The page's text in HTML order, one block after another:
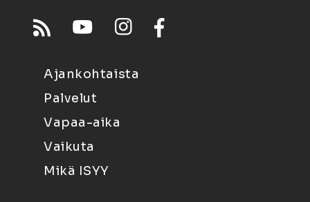
Ajankohtaista
Palvelut
Vapaa-aika
Vaikuta
Mikä ISYY